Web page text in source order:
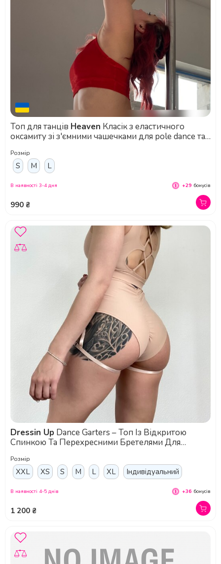
Топ для танців Heaven Класік з еластичного
оксамиту зі з'ємними чашечками для pole dance та
Розмір
S M L
990 ₴
В наявності 3-4 дня +29 бонусів
Dressin Up
Спинкою Та Перехресними Бретелями Для
бежевий
Розмір
XXL XS S M L XL Індивідуальний
1 200 ₴
В наявності 4-5 днів +36 бонусів